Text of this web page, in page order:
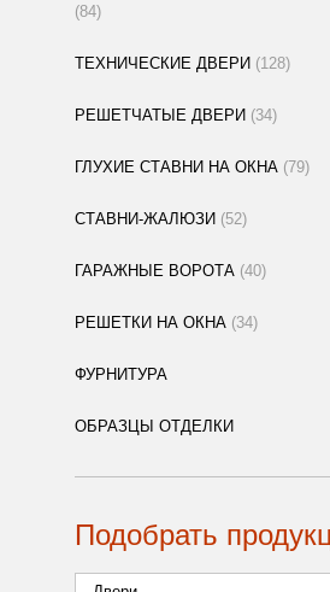
(84)
ТЕХНИЧЕСКИЕ ДВЕРИ (128)
РЕШЕТЧАТЫЕ ДВЕРИ (34)
ГЛУХИЕ СТАВНИ НА ОКНА (79)
СТАВНИ-ЖАЛЮЗИ (52)
ГАРАЖНЫЕ ВОРОТА (40)
РЕШЕТКИ НА ОКНА (34)
ФУРНИТУРА
ОБРАЗЦЫ ОТДЕЛКИ
Подобрать